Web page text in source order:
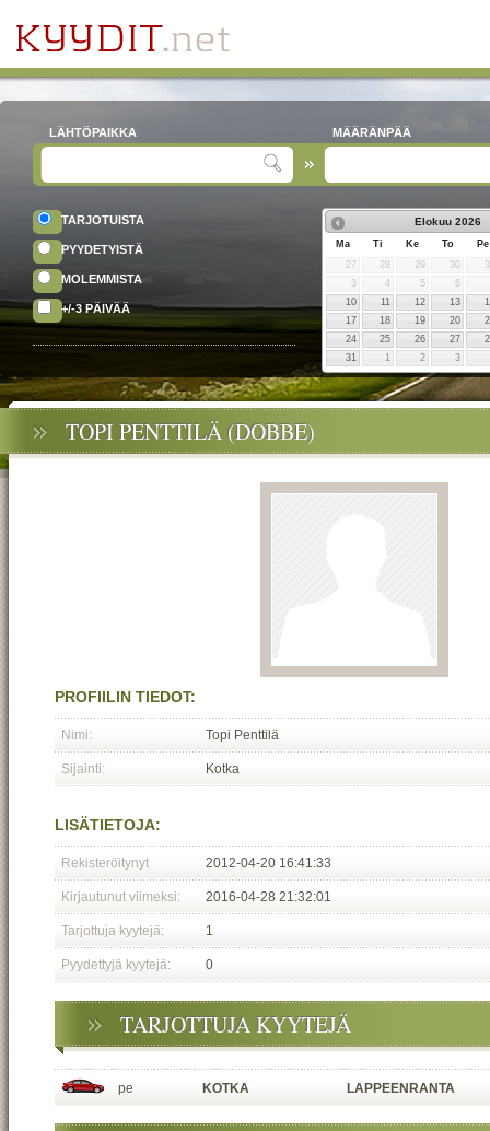
LÄHTÖPAIKKA MÄÄRÄNPÄÄ
TARJOTUISTA
PYYDETYISTÄ
MOLEMMISTA
+/-3 PÄIVÄÄ
Elokuu 2026
Ma Ti Ke To
Pe
27
28 29 30
3
4 5
6
10
11 12 13
17
18 19 20
24
25 26 27
31
1 2 3
TOPI PENTTILÄ (DOBBE)
PROFIILIN TIEDOT:
Nimi: Topi Penttilä
Sijainti: Kotka
LISÄTIETOJA:
Rekisteröitynyt 2012-04-20 16:41:33
Kirjautunut viimeksi: 2016-04-28 21:32:01
Tarjottuja kyytejä: 1
Pyydettyjä kyytejä: 0
TARJOTTUJA KYYTEJÄ
pe KOTKA LAPPEENRANTA